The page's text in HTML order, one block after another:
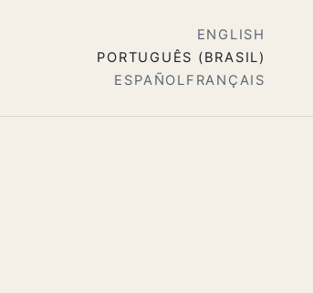
ENGLISH
PORTUGUÊS (BRASIL)
ESPAÑOLFRANÇAIS